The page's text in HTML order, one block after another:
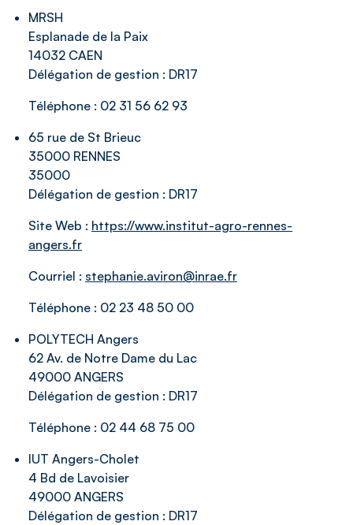
MRSH
Esplanade de la Paix
14032 CAEN
Délégation de gestion : DR17
Téléphone : 02 31 56 62 93
65 rue de St Brieuc
35000 RENNES
35000
Délégation de gestion : DR17
Site Web : https://www.institut-agro-rennes-
angers.fr
Courriel : stephanie.aviron@inrae.fr
Téléphone : 02 23 48 50 00
POLYTECH Angers
62 Av. de Notre Dame du Lac
49000 ANGERS
Délégation de gestion : DR17
Téléphone : 02 44 68 75 00
IUT Angers-Cholet
4 Bd de Lavoisier
49000 ANGERS
Délégation de gestion : DR17